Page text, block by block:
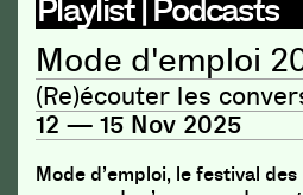
Playlist | Podcasts
Mode d'emploi
(Re)écouter les
12 — 15 Nov 2025
Mode d’emploi, le festival